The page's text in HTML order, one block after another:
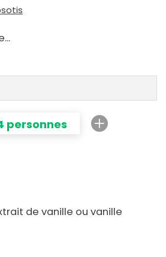
personnes
de vanille ou vanille